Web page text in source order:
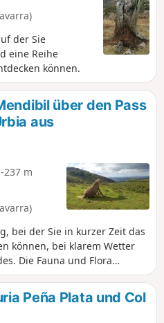
der Sie
eine Reihe
können.
über den Pass
aus
-237 m
bei der Sie in kurzer Zeit das
können, bei klarem Wetter
Die Fauna und Flora
Peña Plata und Col